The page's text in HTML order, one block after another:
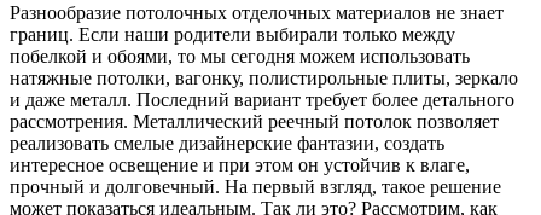
Разнообразие потолочных отделочных материалов не знает
границ. Если наши родители выбирали только между
побелкой и обоями, то мы сегодня можем использовать
натяжные потолки, вагонку, полистирольные плиты, зеркало
и даже металл. Последний вариант требует более детального
рассмотрения. Металлический реечный потолок позволяет
реализовать смелые дизайнерские фантазии, создать
интересное освещение и при этом он устойчив к влаге,
прочный и долговечный. На первый взгляд, такое решение
может показаться идеальным. Так ли это? Рассмотрим, как